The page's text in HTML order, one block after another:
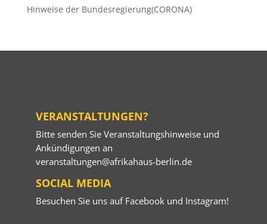
Hinweise der Bundesregierung(CORONA)
VERANSTALTUNGEN?
Bitte senden Sie Veranstaltungshinweise und
Ankündigungen an
veranstaltungen@afrikahaus-berlin.de
SOCIAL MEDIA
Besuchen Sie uns auf Facebookund Instagram!